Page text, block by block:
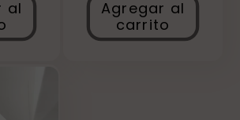
al
Agregar al
carrito